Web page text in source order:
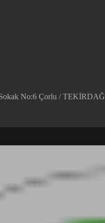
No:6 Çorlu / TEKİRDAĞ